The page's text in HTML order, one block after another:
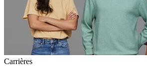
Carrières